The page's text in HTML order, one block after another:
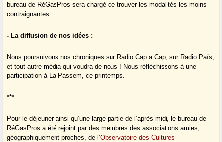
bureau de RéGasPros sera chargé de trouver les modalités les moins
contraignantes.
- La diffusion de nos idées :
Nous poursuivons nos chroniques sur Radio Cap a Cap, sur Radio País,
et tout autre média qui voudra de nous ! Nous réfléchissons à une
participation à La Passem, ce printemps.
***
Pour le déjeuner ainsi qu’une large partie de l’après-midi, le bureau de
RéGasPros a été rejoint par des membres des associations amies,
géographiquement proches, de l’Observatoire des Cultures